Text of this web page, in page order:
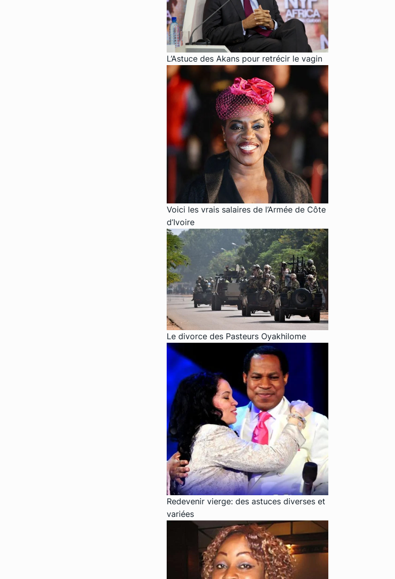
L’Astuce des Akans pour retrécir le vagin
Voici les vrais salaires de l’Armée de Côte
d’Ivoire
Le divorce des Pasteurs Oyakhilome
Redevenir vierge: des astuces diverses et
variées